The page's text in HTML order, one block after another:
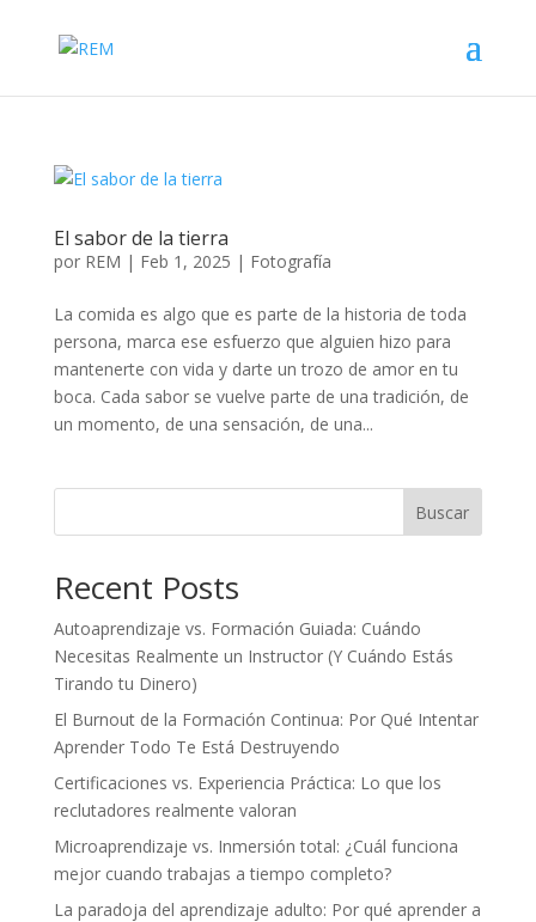
El sabor de la tierra
por REM | Feb 1, 2025 | Fotografía
La comida es algo que es parte de la historia de toda
persona, marca ese esfuerzo que alguien hizo para
mantenerte con vida y darte un trozo de amor en tu
boca. Cada sabor se vuelve parte de una tradición, de
un momento, de una sensación, de una...
Buscar
Recent Posts
Autoaprendizaje vs. Formación Guiada: Cuándo
Necesitas Realmente un Instructor (Y Cuándo Estás
Tirando tu Dinero)
El Burnout de la Formación Continua: Por Qué Intentar
Aprender Todo Te Está Destruyendo
Certificaciones vs. Experiencia Práctica: Lo que los
reclutadores realmente valoran
Microaprendizaje vs. Inmersión total: ¿Cuál funciona
mejor cuando trabajas a tiempo completo?
La paradoja del aprendizaje adulto: Por qué aprender a